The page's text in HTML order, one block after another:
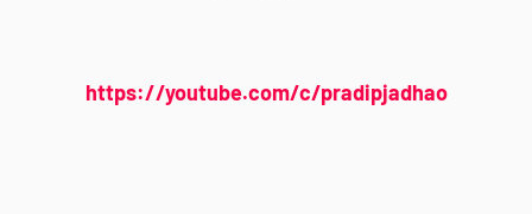
https://youtube.com/c/pradipjadhao